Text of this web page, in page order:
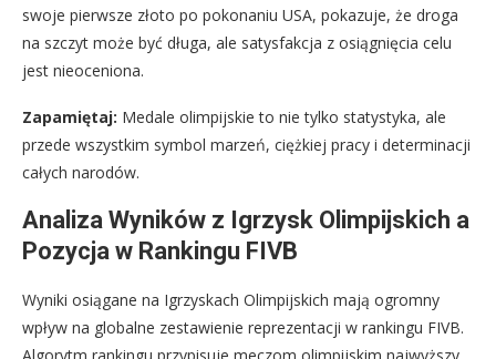
swoje pierwsze złoto po pokonaniu USA, pokazuje, że droga
na szczyt może być długa, ale satysfakcja z osiągnięcia celu
jest nieoceniona.
Zapamiętaj: Medale olimpijskie to nie tylko statystyka, ale
przede wszystkim symbol marzeń, ciężkiej pracy i determinacji
całych narodów.
Analiza Wyników z Igrzysk Olimpijskich a
Pozycja w Rankingu FIVB
Wyniki osiągane na Igrzyskach Olimpijskich mają ogromny
wpływ na globalne zestawienie reprezentacji w rankingu FIVB.